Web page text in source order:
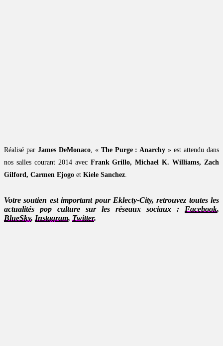
Réalisé par James DeMonaco, « The Purge : Anarchy » est attendu dans
nos salles courant 2014 avec Frank Grillo, Michael K. Williams, Zach
Gilford, Carmen Ejogo et Kiele Sanchez.
Votre soutien est important pour Eklecty-City, retrouvez toutes les
actualités pop culture sur les réseaux sociaux : Facebook,
BlueSky, Instagram, Twitter.